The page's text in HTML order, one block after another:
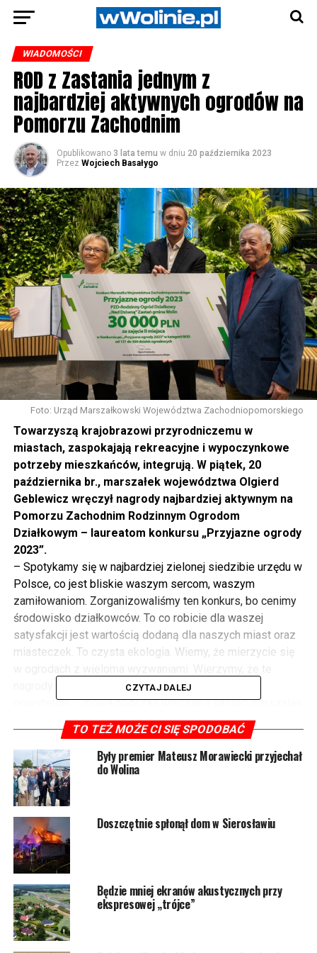
WIADOMOŚCI
ROD z Zastania jednym z
najbardziej aktywnych ogrodów na
Pomorzu Zachodnim
Opublikowano 3 lata temu w dniu 20 października 2023
Przez Wojciech Basałygo
Foto: Urząd Marszałkowski Województwa Zachodniopomorskiego
Towarzyszą krajobrazowi przyrodniczemu w
miastach, zaspokajają rekreacyjne i wypoczynkowe
potrzeby mieszkańców, integrują. W piątek, 20
października br., marszałek województwa Olgierd
Geblewicz wręczył nagrody najbardziej aktywnym na
Pomorzu Zachodnim Rodzinnym Ogrodom
Działkowym – laureatom konkursu „Przyjazne ogrody
2023”.
– Spotykamy się w najbardziej zielonej siedzibie urzędu w
Polsce, co jest bliskie waszym sercom, waszym
zamiłowaniom. Zorganizowaliśmy ten konkurs, bo cenimy
środowisko działkowców. To co robicie dla waszej
satysfakcji jest wartością dodaną dla naszych miast oraz
miasteczek. To czysta ekologia. Wiemy, że mierzycie się
nagrody pozwolą wesprzeć realizację waszych
priorytetów – mówił podczas wręczania nagród marszałek
województwaOlgierd Geblewicz.
Konkurs skierowany był do stowarzyszeń ogrodowych
prowadzących ROD w regionie. Ocenione zostały
inicjatywy i przemiany lokalne zachodzące na terenie
danego ROD w ciągu ostatnich 3 lat. Ocenie podlegały
m.in. organizowane inicjatywy prospołeczne; wydarzenia
kulturalne, sportowe, rekreacyjne, rozrywkowe,
edukacyjne; inicjatywy na rzecz ochrony środowiska i
przyrody; a także te wpływające na stan i utrzymanie
infrastruktury ogrodowej służącej lokalnej społeczności.
Laureaci zostali wybrani w trzech kategoriach – w
zależności od liczby działek ogrodowych mieszczących
się w ramach danego ROD. Przyznanych zostało także
łącznie 15 wyróżnień.
CZYTAJ DALEJ
TO TEŻ MOŻE CI SIĘ SPODOBAĆ
Były premier Mateusz Morawiecki przyjechał
do Wolina
Doszczętnie spłonął dom w Sierosławiu
Będzie mniej ekranów akustycznych przy
ekspresowej „trójce”